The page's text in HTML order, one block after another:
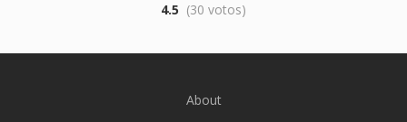
4.5 (30 votos)
About